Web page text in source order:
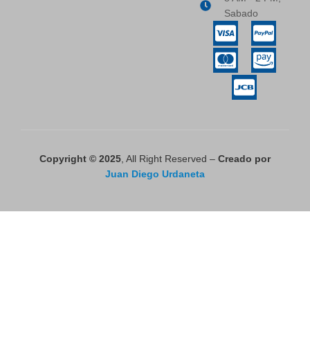
Sabado
Copyright © 2025, All Right Reserved – Creado por
Juan Diego Urdaneta